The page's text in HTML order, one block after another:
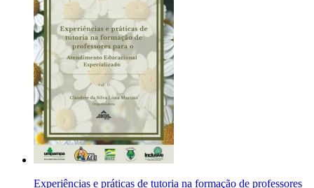
Experiências e práticas de tutoria na formação de professores